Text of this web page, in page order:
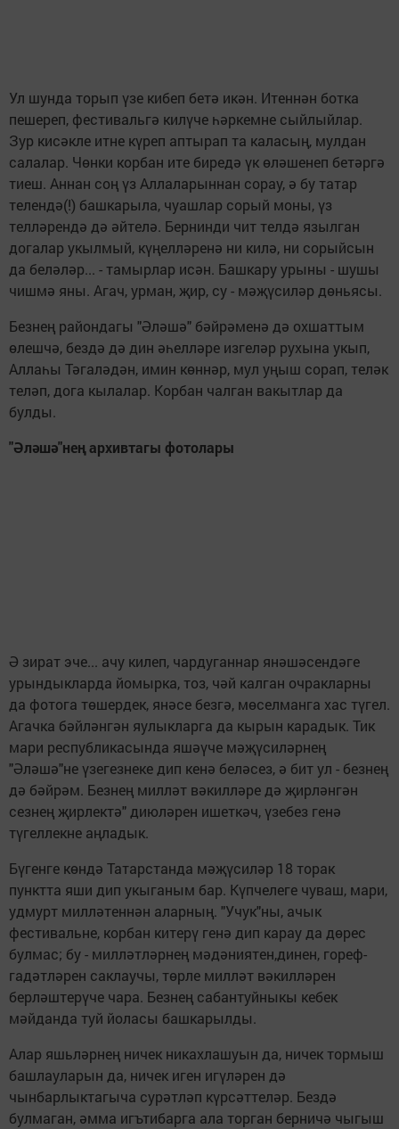
Ул шунда торып үзе кибеп бетә икән. Итеннән ботка
пешереп, фестивальгә килүче һәркемне сыйлыйлар.
Зур кисәкле итне күреп аптырап та каласың, мулдан
салалар. Чөнки корбан ите биредә үк өләшенеп бетәргә
тиеш. Аннан соң үз Аллаларыннан сорау, ә бу татар
телендә(!) башкарыла, чуашлар сорый моны, үз
телләрендә дә әйтелә. Бернинди чит телдә язылган
догалар укылмый, күңелләренә ни килә, ни сорыйсын
да беләләр... - тамырлар исән. Башкару урыны - шушы
чишмә яны. Агач, урман, җир, су - мәҗүсиләр дөньясы.
Безнең райондагы "Әләшә" бәйрәменә дә охшаттым
өлешчә, бездә дә дин әһелләре изгеләр рухына укып,
Аллаһы Тәгаләдән, имин көннәр, мул уңыш сорап, теләк
теләп, дога кылалар. Корбан чалган вакытлар да
булды.
"Әләшә"нең архивтагы фотолары
Ә зират эче... ачу килеп, чардуганнар янәшәсендәге
урындыкларда йомырка, тоз, чәй калган очракларны
да фотога төшердек, янәсе безгә, мөселманга хас түгел.
Агачка бәйләнгән яулыкларга да кырын карадык. Тик
мари республикасында яшәүче мәҗүсиләрнең
"Әләшә"не үзегезнеке дип кенә беләсез, ә бит ул - безнең
дә бәйрәм. Безнең милләт вәкилләре дә җирләнгән
сезнең җирлектә" диюләрен ишеткәч, үзебез генә
түгеллекне аңладык.
Бүгенге көндә Татарстанда мәҗүсиләр 18 торак
пунктта яши дип укыганым бар. Күпчелеге чуваш, мари,
удмурт милләтеннән аларның. "Учук"ны, ачык
фестивальне, корбан китерү генә дип карау да дөрес
булмас; бу - милләтләрнең мәдәниятен,динен, гореф-
гадәтләрен саклаучы, төрле милләт вәкилләрен
берләштерүче чара. Безнең сабантуйныкы кебек
мәйданда туй йоласы башкарылды.
Алар яшьләрнең ничек никахлашуын да, ничек тормыш
башлауларын да, ничек иген игүләрен дә
чынбарлыктагыча сурәтләп күрсәттеләр. Бездә
булмаган, әмма игътибарга ала торган берничә чыгыш